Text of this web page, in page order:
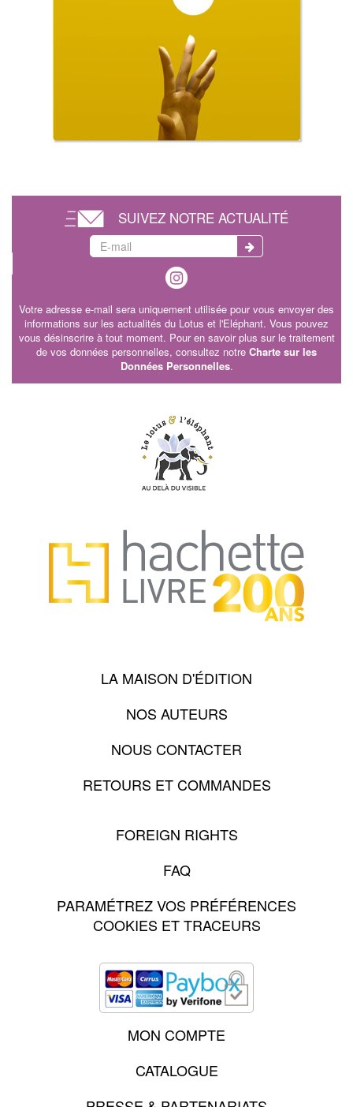
SUIVEZ NOTRE ACTUALITÉ
Votre adresse e-mail sera uniquement utilisée pour vous envoyer des
informations sur les actualités du Lotus et l'Eléphant. Vous pouvez
vous désinscrire à tout moment. Pour en savoir plus sur le traitement
de vos données personnelles, consultez notre Charte sur les
Données Personnelles.
LA MAISON D'ÉDITION
NOS AUTEURS
NOUS CONTACTER
RETOURS ET COMMANDES
FOREIGN RIGHTS
FAQ
PARAMÉTREZ VOS PRÉFÉRENCES
COOKIES ET TRACEURS
MON COMPTE
CATALOGUE